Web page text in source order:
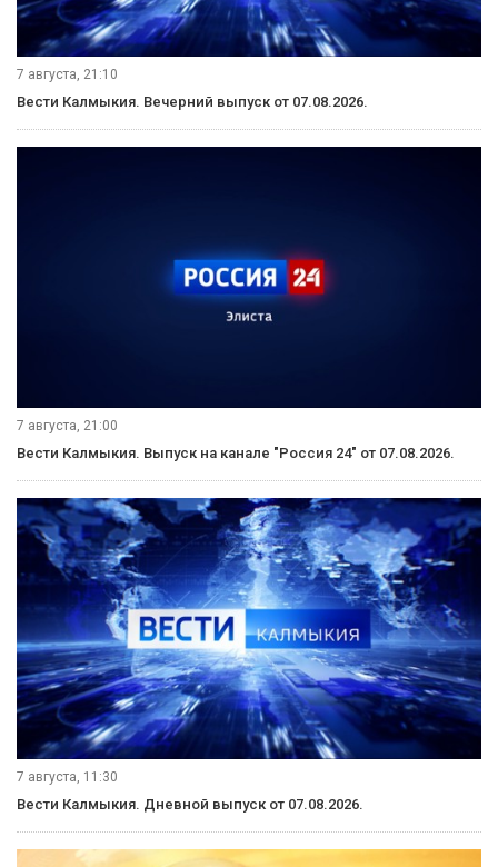
7 августа, 21:10
Вести Калмыкия. Вечерний выпуск от 07.08.2026.
7 августа, 21:00
Вести Калмыкия. Выпуск на канале "Россия 24" от 07.08.2026.
7 августа, 11:30
Вести Калмыкия. Дневной выпуск от 07.08.2026.